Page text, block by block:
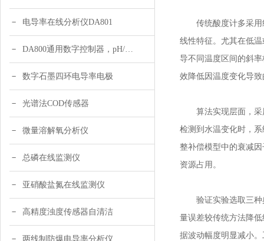
电导率在线分析仪DA801
DA800通用数字控制器，pH/DO/ORP多参数
数字石墨四环电导率电极
光谱法COD传感器
微量溶解氧分析仪
总磷在线监测仪
亚硝酸盐氮在线监测仪
高精度浊度传感器自清洁
两线制防爆电导率分析仪
传统酸度计多采用线
线性特征。尤其在低
导不同温度区间的斜
效降低因温度变化导
算法实现层面，采用
检测到水温变化时，
整补偿模型中的衰减
资源占用。
验证实验选取三种典
量误差较传统方法降
据波动幅度明显减小